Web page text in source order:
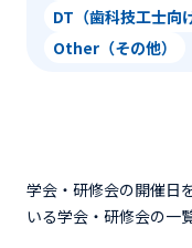
DT（歯科技工士向
Other（その他）
学会・研修会の開催日
いる学会・研修会の一